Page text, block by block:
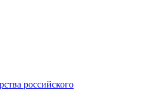
российского